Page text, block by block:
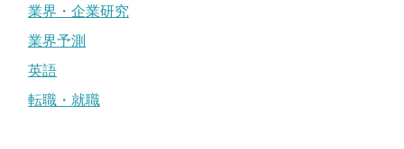
業界・企業研究
業界予測
英語
転職・就職